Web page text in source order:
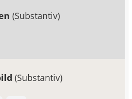
(Substantiv)
(Substantiv)